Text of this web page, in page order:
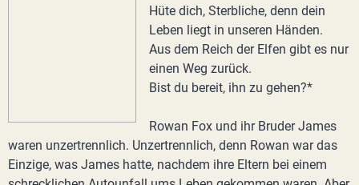
Hüte dich, Sterbliche, denn dein
Leben liegt in unseren Händen.
Aus dem Reich der Elfen gibt es nur
einen Weg zurück.
Bist du bereit, ihn zu gehen?*
Rowan Fox und ihr Bruder James
waren unzertrennlich. Unzertrennlich, denn Rowan war das
Einzige, was James hatte, nachdem ihre Eltern bei einem